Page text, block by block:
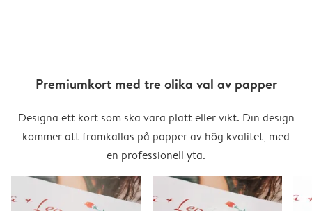
Premiumkort med tre olika val av papper
Designa ett kort som ska vara platt eller vikt. Din design
kommer att framkallas på papper av hög kvalitet, med
en professionell yta.